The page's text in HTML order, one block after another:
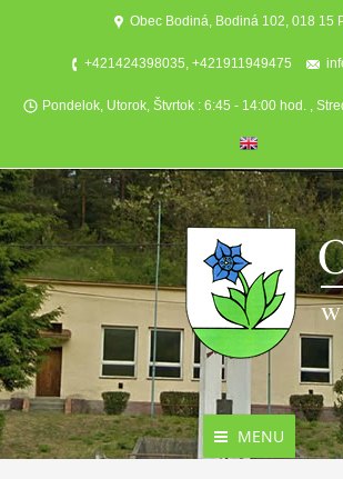
Obec Bodiná, Bodiná 102, 018 15
+421424398035, +421911949475
Pondelok, Utorok, Štvrtok : 6:45 - 14:00 hod. ,
MENU